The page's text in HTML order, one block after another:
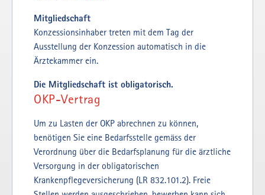
Mitgliedschaft
Konzessionsinhaber treten mit dem Tag der
Ausstellung der Konzession automatisch in die
Ärztekammer ein.
Die Mitgliedschaft ist obligatorisch.
OKP-Vertrag
Um zu Lasten der OKP abrechnen zu können,
benötigen Sie eine Bedarfsstelle gemäss der
Verordnung über die Bedarfsplanung für die ärztliche
Versorgung in der obligatorischen
Krankenpflegeversicherung (LR 832.101.2). Freie